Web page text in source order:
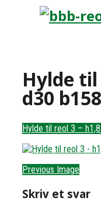
Hylde til
d30
Hylde til reol 3 –
Previous Image
Skriv et svar